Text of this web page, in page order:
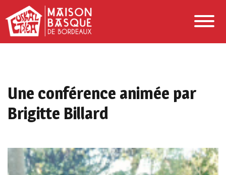
Une conférence animée par
Brigitte Billard